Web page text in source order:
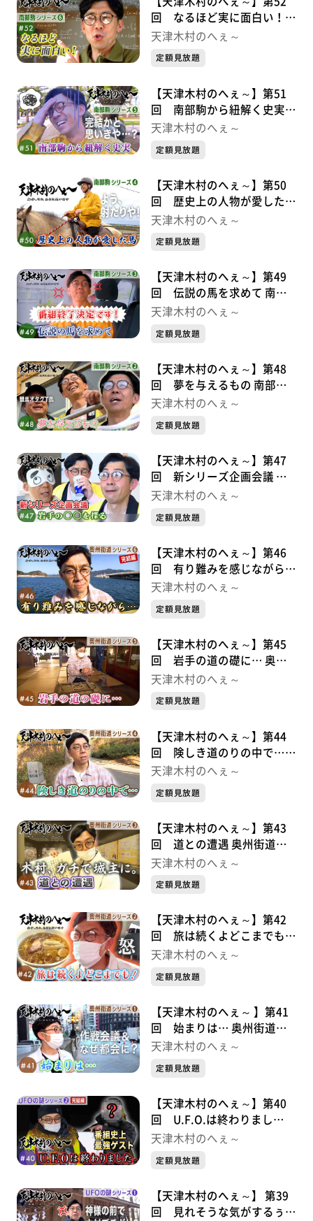
回 なるほど実に面白い！
南部駒シリーズ⑥
天津木村のへぇ～
定額見放題
【天津木村のへぇ～】第51
回 南部駒から紐解く史実
南部駒シリーズ⑤
天津木村のへぇ～
定額見放題
【天津木村のへぇ～】第50
回 歴史上の人物が愛した馬
南部駒シリーズ➃
天津木村のへぇ～
定額見放題
【天津木村のへぇ～】第49
回 伝説の馬を求めて 南部
駒シリーズ➂
天津木村のへぇ～
定額見放題
【天津木村のへぇ～】第48
回 夢を与えるもの 南部駒
シリーズ②
天津木村のへぇ～
定額見放題
【天津木村のへぇ～】第47
回 新シリーズ企画会議 岩
手の〇〇を探る
天津木村のへぇ～
定額見放題
【天津木村のへぇ～】第46
回 有り難みを感じながら…
奥州街道シリーズ⑥
天津木村のへぇ～
定額見放題
【天津木村のへぇ～】第45
回 岩手の道の礎に… 奥州
街道シリーズ⑤
天津木村のへぇ～
定額見放題
【天津木村のへぇ～】第44
回 険しき道のりの中で…
奥州街道シリーズ④
天津木村のへぇ～
定額見放題
【天津木村のへぇ～】第43
回 道との遭遇 奥州街道シ
リーズ③
天津木村のへぇ～
定額見放題
【天津木村のへぇ～】第42
回 旅は続くよどこまでも！
奥州街道シリーズ②
天津木村のへぇ～
定額見放題
【天津木村のへぇ～ 】第41
回 始まりは… 奥州街道シ
リーズ①
天津木村のへぇ～
定額見放題
【天津木村のへぇ～】第40
回 U.F.O.は終わりまし
た。 UFOの謎シリーズ②完
天津木村のへぇ～
定額見放題
【天津木村のへぇ～】 第39
回 見れそうな気がするぅ〜